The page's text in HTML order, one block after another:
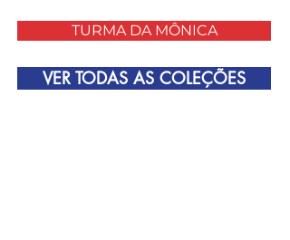
TURMA DA MÔNICA
VER TODAS AS COLEÇÕES